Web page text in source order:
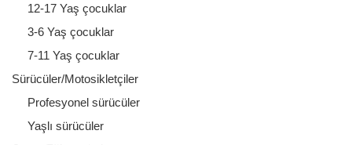
12-17 Yaş çocuklar
3-6 Yaş çocuklar
7-11 Yaş çocuklar
Sürücüler/Motosikletçiler
Profesyonel sürücüler
Yaşlı sürücüler